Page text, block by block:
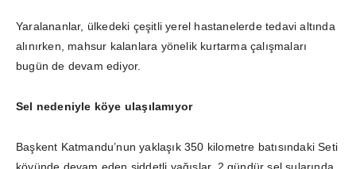
Yaralananlar, ülkedeki çeşitli yerel hastanelerde tedavi altında
alınırken, mahsur kalanlara yönelik kurtarma çalışmaları
bugün de devam ediyor.
Sel nedeniyle köye ulaşılamıyor
Başkent Katmandu’nun yaklaşık 350 kilometre batısındaki Seti
köyünde devam eden şiddetli yağışlar, 2 gündür sel sularında